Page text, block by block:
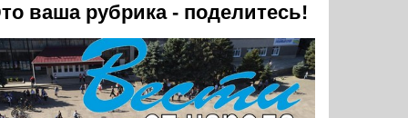
ваша рубрика - поделитесь!